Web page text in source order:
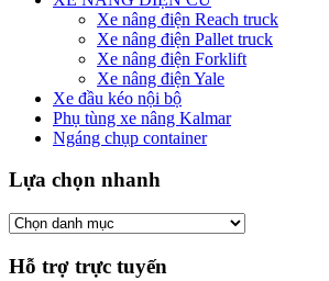
Xe nâng điện Reach truck
Xe nâng điện Pallet truck
Xe nâng điện Forklift
Xe nâng điện Yale
Xe đầu kéo nội bộ
Phụ tùng xe nâng Kalmar
Ngáng chụp container
Lựa chọn nhanh
Hỗ trợ trực tuyến